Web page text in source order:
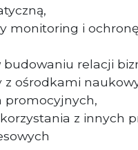
monitoring i ochronę
budowaniu relacji
z ośrodkami
promocyjnych,
z innych